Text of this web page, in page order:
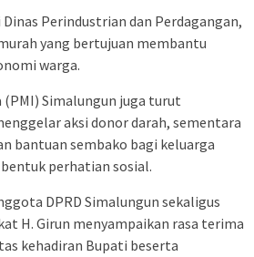
Perindustrian dan Perdagangan,
yang bertujuan membantu
warga.
(PMI) Simalungun juga turut
aksi donor darah, sementara
bantuan sembako bagi keluarga
perhatian sosial.
DPRD Simalungun sekaligus
H. Girun menyampaikan rasa terima
kehadiran Bupati beserta